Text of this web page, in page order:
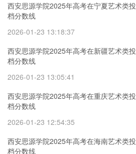
西安思源学院2025年高考在宁夏艺术类投
档分数线
2026-01-23 13:18:37
西安思源学院2025年高考在新疆艺术类投
档分数线
2026-01-23 13:05:41
西安思源学院2025年高考在重庆艺术类投
档分数线
2026-01-23 12:54:35
西安思源学院2025年高考在海南艺术类投
档分数线